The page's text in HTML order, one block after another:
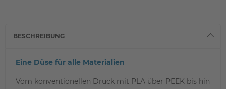
BESCHREIBUNG
Eine Düse für alle Materialien
Vom konventionellen Druck mit PLA über PEEK bis hin